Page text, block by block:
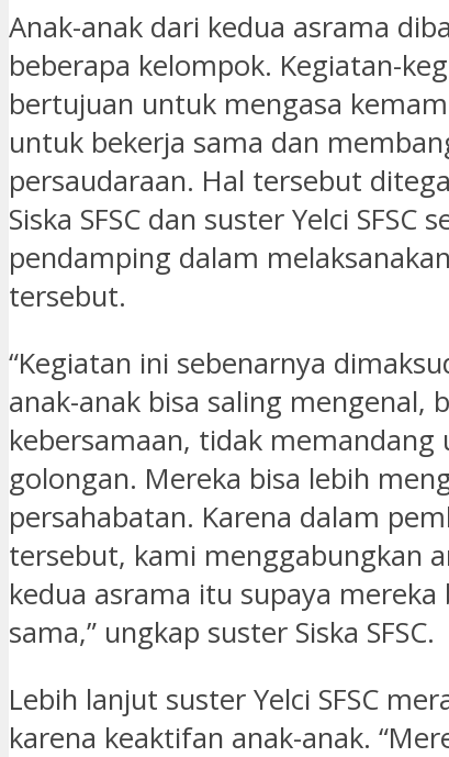
Anak-anak dari kedua asrama
beberapa kelompok. Kegiatan-
bertujuan untuk mengasa
untuk bekerja sama dan
persaudaraan. Hal tersebut
Siska SFSC dan suster Yelci SFSC
pendamping dalam
tersebut.
“Kegiatan ini sebenarnya
anak-anak bisa saling mengenal,
kebersamaan, tidak memandang
golongan. Mereka bisa lebih
persahabatan. Karena dalam
tersebut, kami menggabungkan
kedua asrama itu supaya mereka
sama,” ungkap suster Siska SFSC.
Lebih lanjut suster Yelci SFSC
karena keaktifan anak-anak.